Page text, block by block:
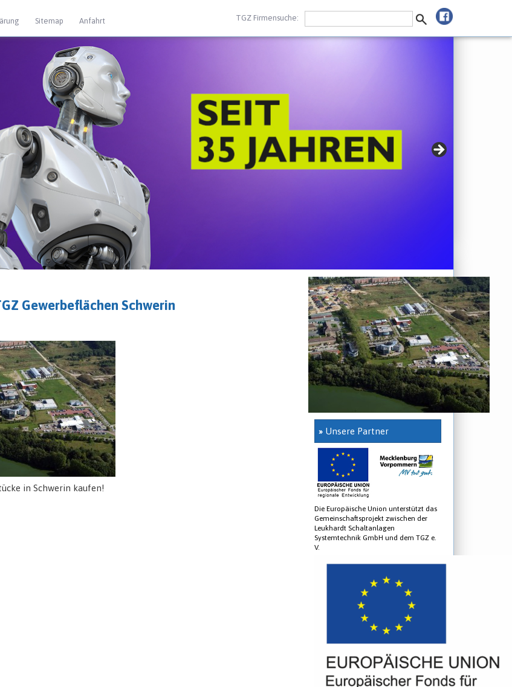
Sitemap Anfahrt TGZ Firmensuche:
Gewerbeflächen Schwerin
in Schwerin kaufen!
» Unsere Partner
Die Europäische Union unterstützt das
Gemeinschaftsprojekt zwischen der
Leukhardt Schaltanlagen
Systemtechnik GmbH und dem TGZ e.
V.